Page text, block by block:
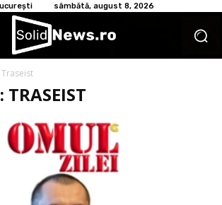
sâmbătă, august 8, 2026
Traseist
TRASEIST